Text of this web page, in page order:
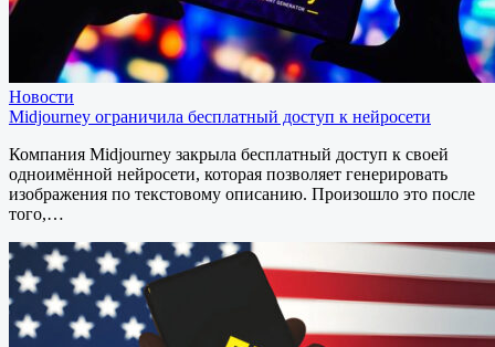
Новости
Midjourney ограничила бесплатный доступ к нейросети
Компания Midjourney закрыла бесплатный доступ к своей
одноимённой нейросети, которая позволяет генерировать
изображения по текстовому описанию. Произошло это после
того,…